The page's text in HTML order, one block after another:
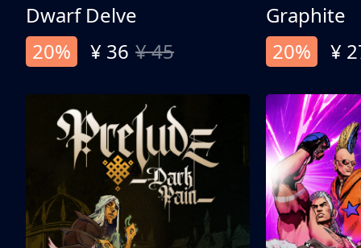
Dwarf Delve
20%
¥ 36 ¥ 45
Graphite
20%
¥